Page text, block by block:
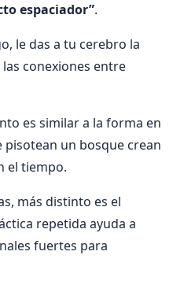
espaciador”.
le das a tu cerebro la
conexiones entre
es similar a la forma en
un bosque crean
el tiempo.
más distinto es el
repetida ayuda a
fuertes para